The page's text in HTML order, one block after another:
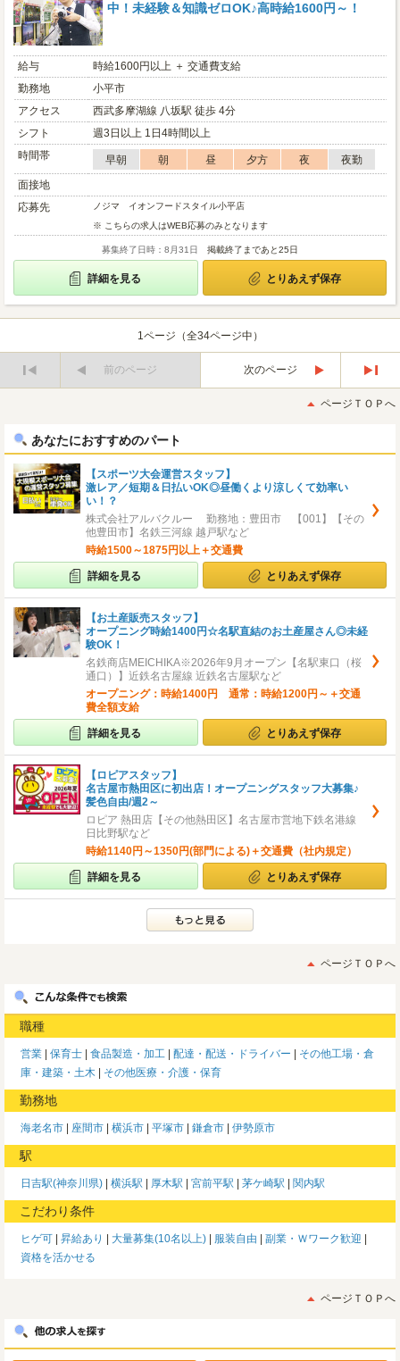
中！未経験＆知識ゼロOK♪高時給1600円～！
給与
時給1600円以上 ＋ 交通費支給
勤務地
小平市
アクセス
西武多摩湖線 八坂駅 徒歩 4分
シフト
週3日以上 1日4時間以上
時間帯
早朝 朝 昼 夕方 夜
夜勤
面接地
応募先
ノジマ イオンフードスタイル小平店
※ こちらの求人はWEB応募のみとなります
募集終了日時：8月31日 掲載終了まであと25日
詳細を見る とりあえず保存
1ページ（全34ページ中）
前のページ
次のページ
後
ページＴＯＰへ
あなたにおすすめのパート
【スポーツ大会運営スタッフ】
激レア／短期＆日払いOK◎昼働くより涼しくて効率い
い！？
株式会社アルバクルー 勤務地：豊田市 【001】【その
他豊田市】名鉄三河線 越戸駅など
時給1500～1875円以上＋交通費
詳細を見る とりあえず保存
【お土産販売スタッフ】
オープニング時給1400円☆名駅直結のお土産屋さん◎未経
験OK！
名鉄商店MEICHIKA※2026年9月オープン【名駅東口（桜
通口）】近鉄名古屋線 近鉄名古屋駅など
オープニング：時給1400円 通常：時給1200円～＋交通
費全額支給
詳細を見る とりあえず保存
【ロピアスタッフ】
名古屋市熱田区に初出店！オープニングスタッフ大募集♪
髪色自由/週2～
ロピア 熱田店【その他熱田区】名古屋市営地下鉄名港線
日比野駅など
時給1140円～1350円(部門による)＋交通費（社内規定）
詳細を見る とりあえず保存
ページＴＯＰへ
職種
営業 保育士 食品製造・加工 配達・配送・ドライバー
その他工場・倉
庫・建築・土木
その他医療・介護・保育
勤務地
海老名市 座間市 横浜市 平塚市 鎌倉市 伊勢原市
駅
日吉駅(神奈川県) 横浜駅 厚木駅 宮前平駅 茅ケ崎駅 関内駅
こだわり条件
ヒゲ可 昇給あり 大量募集(10名以上) 服装自由
副業・Ｗワーク歓迎
資格を活かせる
ページＴＯＰへ